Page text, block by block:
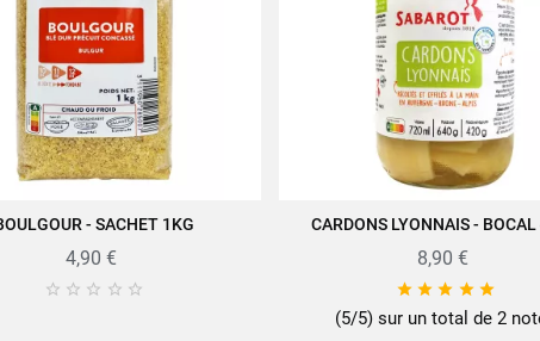
AU PANIER
- SACHET 1KG
4,90 €
    
AJOUTER AU PANIER
CARDONS LYONNAIS -
8,90 €
    
(5/5) sur un total de 2